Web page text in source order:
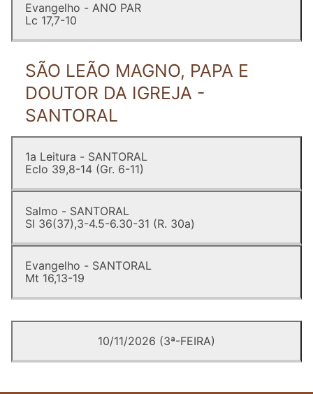
Evangelho - ANO PAR
Lc 17,7-10
SÃO LEÃO MAGNO, PAPA E
DOUTOR DA IGREJA -
SANTORAL
1a Leitura - SANTORAL
Eclo 39,8-14 (Gr. 6-11)
Salmo - SANTORAL
Sl 36(37),3-4.5-6.30-31 (R. 30a)
Evangelho - SANTORAL
Mt 16,13-19
10/11/2026 (3ª-FEIRA)